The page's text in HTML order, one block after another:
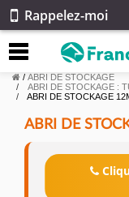
Rappelez-moi
/ ABRI DE STOCKAGE
ABRI DE STOCKAGE :
ABRI DE STOCKAGE
ABRI DE